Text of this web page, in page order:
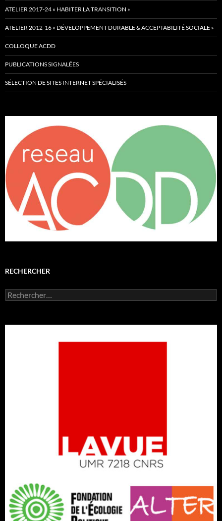
ATELIER 2017-24 « HABITER LA TRANSITION »
ATELIER 2012-16 « DÉVELOPPEMENT DURABLE & ACCEPTABILITÉ SOCIALE »
COLLOQUE ACDD
PUBLICATIONS SIGNALÉES
SÉLECTION DE SITES INTERNET SPÉCIALISÉS
RECHERCHER
Rechercher :